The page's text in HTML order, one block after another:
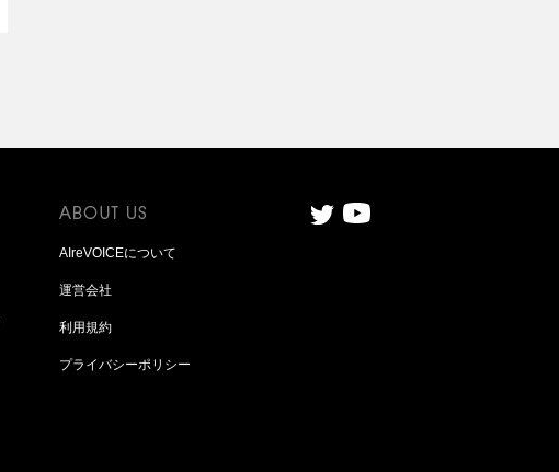
AIreVOICEについて
運営会社
利用規約
プライバシーポリシー